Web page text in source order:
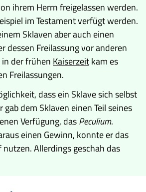
ihrem Herrn freigelassen werden.
im Testament verfügt werden.
Sklaven aber auch einen
dessen Freilassung vor anderen
der frühen Kaiserzeitkam es
Freilassungen.
dass ein Sklave sich selbst
dem Sklaven einen Teil seines
Verfügung, dasPeculium.
einen Gewinn, konnte er das
Allerdings geschah das